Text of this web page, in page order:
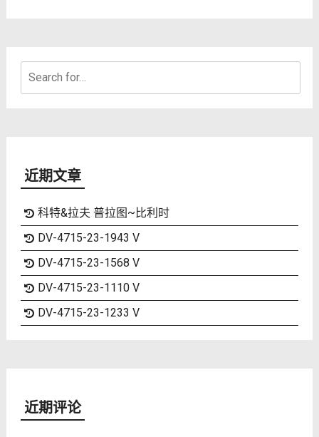
近期文章
科特&拉夫 普拉图~比利时
DV-4715-23-1943 V
DV-4715-23-1568 V
DV-4715-23-1110 V
DV-4715-23-1233 V
近期评论